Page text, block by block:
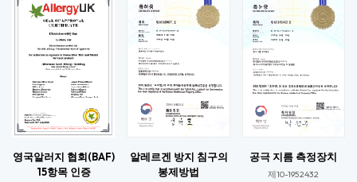
영국알러지 협회(BAF)
15항목 인증
알레르겐 방지 침구의
봉제방법
공극 지름 측정장치
제10-1952432